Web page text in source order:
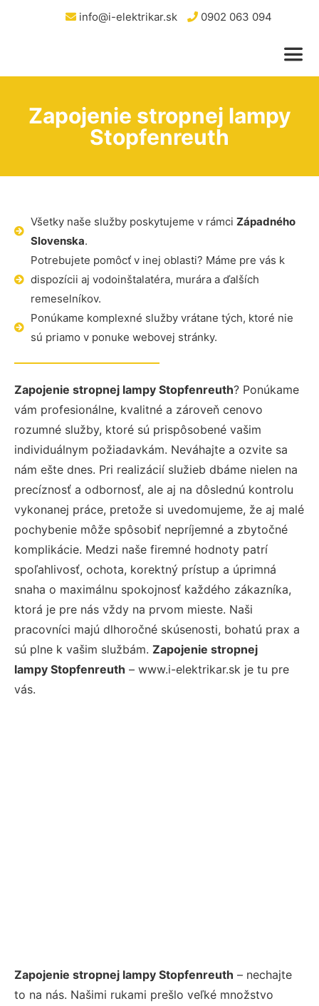
info@i-elektrikar.sk 0902 063 094
Zapojenie stropnej lampy
Stopfenreuth
Všetky naše služby poskytujeme v rámci Západného
Slovenska.
Potrebujete pomôcť v inej oblasti? Máme pre vás k
dispozícii aj vodoinštalatéra, murára a ďalších
remeselníkov.
Ponúkame komplexné služby vrátane tých, ktoré nie
sú priamo v ponuke webovej stránky.
Zapojenie stropnej lampy Stopfenreuth? Ponúkame
vám profesionálne, kvalitné a zároveň cenovo
rozumné služby, ktoré sú prispôsobené vašim
individuálnym požiadavkám. Neváhajte a ozvite sa
nám ešte dnes. Pri realizácií služieb dbáme nielen na
precíznosť a odbornosť, ale aj na dôslednú kontrolu
vykonanej práce, pretože si uvedomujeme, že aj malé
pochybenie môže spôsobiť nepríjemné a zbytočné
komplikácie. Medzi naše firemné hodnoty patrí
spoľahlivosť, ochota, korektný prístup a úprimná
snaha o maximálnu spokojnosť každého zákazníka,
ktorá je pre nás vždy na prvom mieste. Naši
pracovníci majú dlhoročné skúsenosti, bohatú prax a
sú plne k vašim službám. Zapojenie stropnej
lampy Stopfenreuth – www.i-elektrikar.sk je tu pre
vás.
Zapojenie stropnej lampy Stopfenreuth – nechajte
to na nás. Našimi rukami prešlo veľké množstvo